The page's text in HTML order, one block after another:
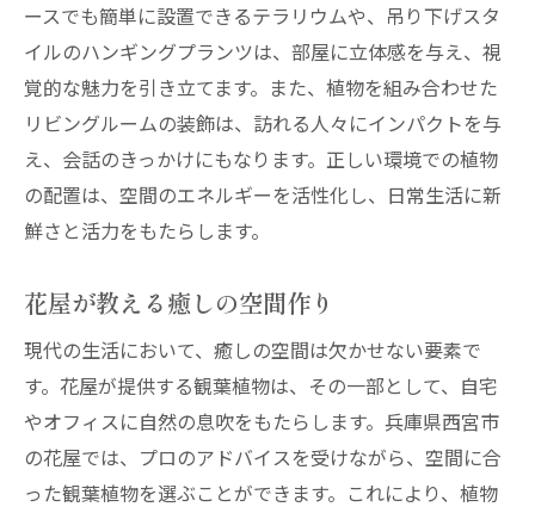
ースでも簡単に設置できるテラリウムや、吊り下げスタ
イルのハンギングプランツは、部屋に立体感を与え、視
覚的な魅力を引き立てます。また、植物を組み合わせた
リビングルームの装飾は、訪れる人々にインパクトを与
え、会話のきっかけにもなります。正しい環境での植物
の配置は、空間のエネルギーを活性化し、日常生活に新
鮮さと活力をもたらします。
花屋が教える癒しの空間作り
現代の生活において、癒しの空間は欠かせない要素で
す。花屋が提供する観葉植物は、その一部として、自宅
やオフィスに自然の息吹をもたらします。兵庫県西宮市
の花屋では、プロのアドバイスを受けながら、空間に合
った観葉植物を選ぶことができます。これにより、植物